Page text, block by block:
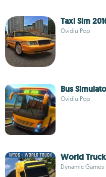
Taxi Sim
Ovidiu Pop
Bus
Ovidiu Pop
World
Dynamic Games